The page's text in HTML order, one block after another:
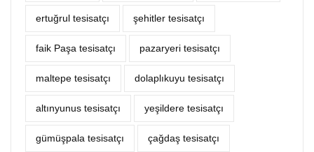
ertuğrul tesisatçı şehitler tesisatçı
faik Paşa tesisatçı pazaryeri tesisatçı
maltepe tesisatçı dolaplıkuyu tesisatçı
altınyunus tesisatçı yeşildere tesisatçı
gümüşpala tesisatçı çağdaş tesisatçı